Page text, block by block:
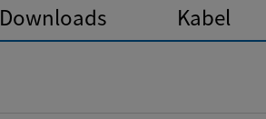
Downloads Kabel